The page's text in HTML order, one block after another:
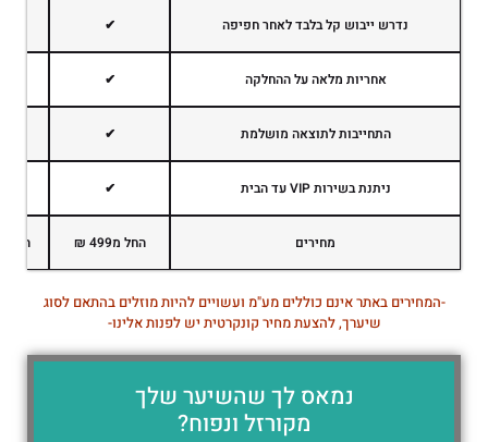
נדרש ייבוש קל בלבד לאחר חפיפה ✔
אחריות מלאה על ההחלקה ✔
התחייבות לתוצאה מושלמת ✔
ניתנת בשירות VIP עד הבית ✔
מחירים החל מ499 ₪ החל
-המחירים באתר אינם כוללים מע"מ ועשויים להיות מוזלים בהתאם לסוג
שיערך, להצעת מחיר קונקרטית יש לפנות אלינו-
נמאס לך שהשיער שלך
מקורזל ונפוח?